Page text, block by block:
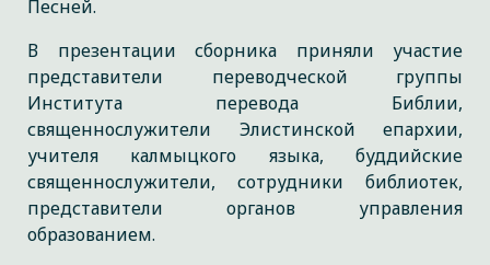
Песней.
В презентации сборника приняли участие
представители переводческой группы
Института перевода Библии,
священнослужители Элистинской епархии,
учителя калмыцкого языка, буддийские
священнослужители, сотрудники библиотек,
представители органов управления
образованием.